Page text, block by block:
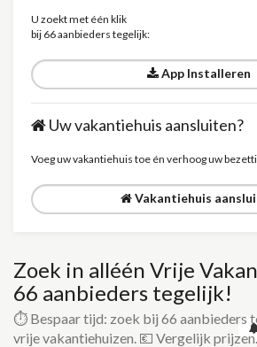
U zoekt met één klik
bij 66 aanbieders tegelijk:
App Installeren
Uw vakantiehuis aansluiten?
Voeg uw vakantiehuis toe én verhoog uw
Vakantiehuis
Zoek in alléén Vrije
66 aanbieders tegelijk!
⏱️ Bespaar tijd: zoek bij 66 aanbieders
vrije vakantiehuizen. 💶 Vergelijk